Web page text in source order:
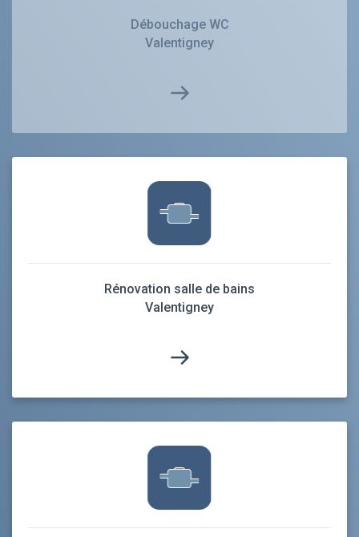
Débouchage WC
Valentigney
Rénovation salle de bains
Valentigney